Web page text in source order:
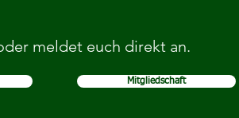
meldet euch direkt an.
Mitgliedschaft